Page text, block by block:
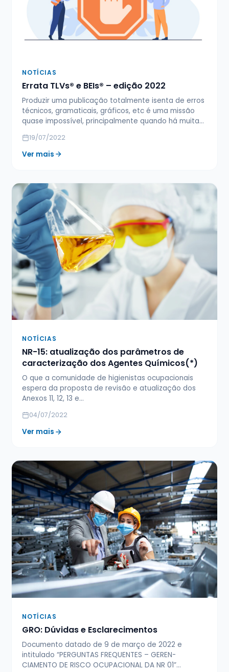
NOTÍCIAS
Errata TLVs® e BEIs® – edição 2022
Produzir uma publicação totalmente isenta de erros
técnicos, gramaticais, gráficos, etc é uma missão
quase impossível, principalmente quando há muita…
19/07/2022
Ver mais
NOTÍCIAS
NR-15: atualização dos parâmetros de
caracterização dos Agentes Químicos(*)
O que a comunidade de higienistas ocupacionais
espera da proposta de revisão e atualização dos
Anexos 11, 12, 13 e…
04/07/2022
Ver mais
NOTÍCIAS
GRO: Dúvidas e Esclarecimentos
Documento datado de 9 de março de 2022 e
intitulado “PERGUNTAS FREQUENTES – GEREN­
CIAMENTO DE RISCO OCUPACIONAL DA NR 01”…